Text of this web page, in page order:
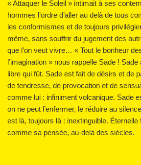
« Attaquer le Soleil » intimait à ses
hommes l’ordre d’aller au delà de tous
les conformismes et de toujours
même, sans souffrir du jugement des
que l’on veut vivre… « Tout le bonheur
l’imagination » nous rappelle Sade ! Sade
libre qui fût. Sade est fait de désirs et de
de tendresse, de provocation et de
comme lui : infiniment volcanique. Sade
on ne peut l’enfermer, le réduire au
est là, toujours là : inextinguible. Éternelle
comme sa pensée, au-delà des siècles.